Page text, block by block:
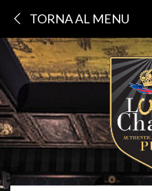
TORNA AL MENU